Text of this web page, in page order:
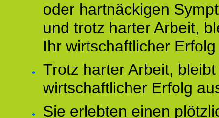
oder hartnäckigen
und trotz harter Arbeit,
Ihr wirtschaftlicher
Trotz harter Arbeit,
wirtschaftlicher Erfolg
Sie erlebten einen